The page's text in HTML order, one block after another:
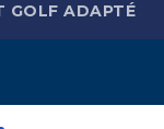
GOLF ADAPTÉ